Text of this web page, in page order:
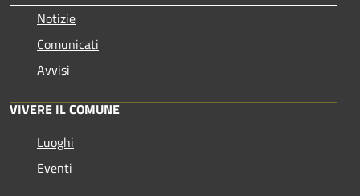
Notizie
Comunicati
Avvisi
VIVERE IL COMUNE
Luoghi
Eventi